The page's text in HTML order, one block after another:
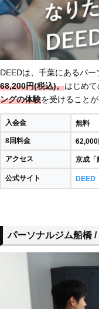
DEEDは、千葉にあるパー
68,200円(税込)。はじめ
ングの体験を受けること
入会金 無料
8回料金
アクセス 京成「
公式サイト DEED
パーソナルジム船橋